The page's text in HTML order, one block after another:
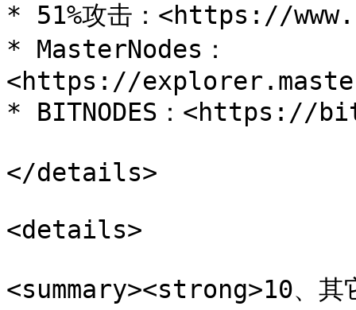
* 51%攻击：<https://
* MasterNodes：
<https://
* BITNODES：<https://
</details>
<details>
<summary><strong>10、